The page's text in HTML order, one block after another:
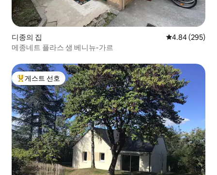
디종의 집 평점 4.84점(5
4.84 (295)
메종네트 플라스 생 베니뉴-가르
상위 게스트 선호
게스트 선호